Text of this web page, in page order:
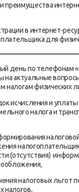
преимущества
в интернет-
для
день по телефонам
на актуальные
налогам физических
исчисления и уплаты
налога и
(отсутствия)
налоговых льгот
налогов,